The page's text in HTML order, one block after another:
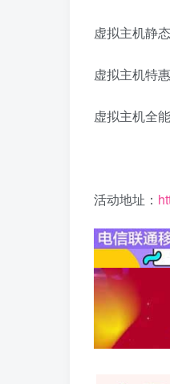
虚拟主机静
虚拟主机特
虚拟主机全
活动地址：